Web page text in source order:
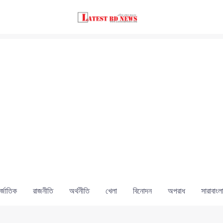
রাজনীতি অর্থনীতি খেলা বিনোদন অপরাধ সারাবাংলা